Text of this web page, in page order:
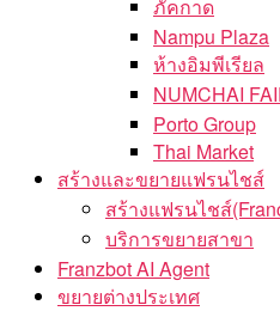
ภัคกาด
Nampu Plaza
ห้างอิมพีเรียล
NUMCHAI
Porto Group
Thai Market
สร้างและขยายแฟรนไชส์
สร้างแฟรนไชส์
บริการขยายสาขา
Franzbot AI Agent
ขยายต่างประเทศ